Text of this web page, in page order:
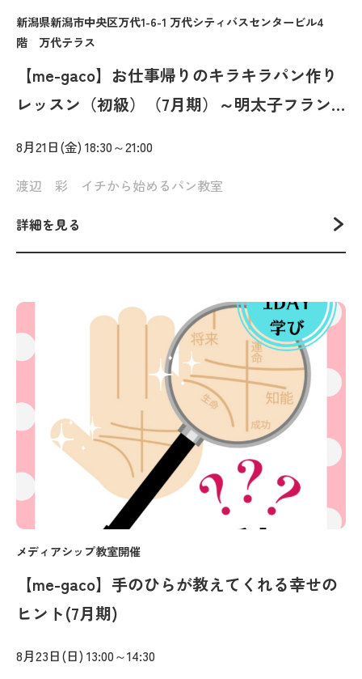
新潟県新潟市中央区万代1-6-1 万代シティバスセンタービル4
階 万代テラス
【me-gaco】お仕事帰りのキラキラパン作り
レッスン（初級）（7月期）～明太子フラン
8月21日(金) 18:30～21:00
渡辺 彩 イチから始めるパン教室
詳細を見る
メディアシップ教室開催
【me-gaco】手のひらが教えてくれる幸せの
ヒント(7月期)
8月23日(日) 13:00～14:30